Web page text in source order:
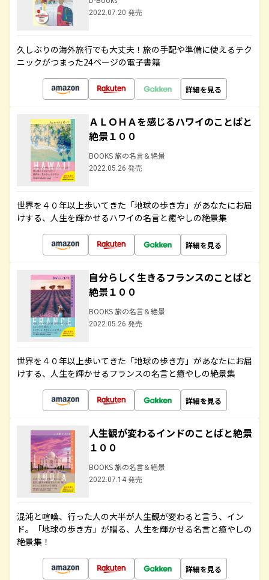
2022.07.20 発売
久しぶりの海外旅行でも大丈夫！旅の手配や準備に使えるテク
ニックがつまった24ページの電子書籍
詳細を見る
ＡＬＯＨＡを感じるハワイのことばと
絶景１００
BOOKS 旅の名言＆絶景
2022.05.26 発売
世界を４０年以上歩いてきた「地球の歩き方」があなたにお届
けする、人生を輝かせるハワイの名言と癒やしの絶景集
詳細を見る
自分らしく生きるフランスのことばと
絶景１００
BOOKS 旅の名言＆絶景
2022.05.26 発売
世界を４０年以上歩いてきた「地球の歩き方」があなたにお届
けする、人生を輝かせるフランスの名言と癒やしの絶景集
詳細を見る
人生観が変わるインドのことばと絶景
１００
BOOKS 旅の名言＆絶景
2022.07.14 発売
混沌と喧噪、行った人の大半が人生観が変わると言う、イン
ド。「地球の歩き方」が贈る、人生を輝かせる名言と癒やしの
絶景集！
詳細を見る